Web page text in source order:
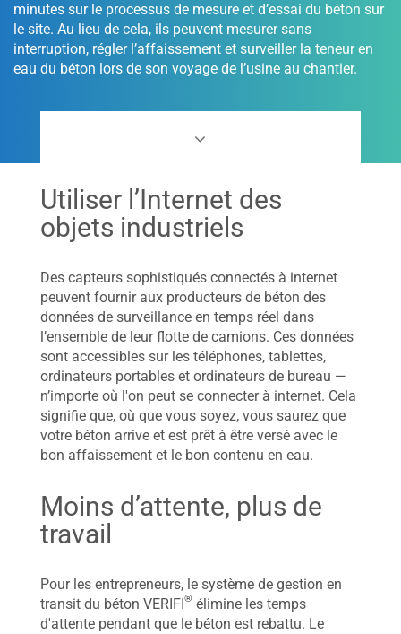
minutes sur le processus de mesure et d’essai du béton sur
le site. Au lieu de cela, ils peuvent mesurer sans
interruption, régler l’affaissement et surveiller la teneur en
eau du béton lors de son voyage de l’usine au chantier.
Utiliser l’Internet des
objets industriels
Des capteurs sophistiqués connectés à internet
peuvent fournir aux producteurs de béton des
données de surveillance en temps réel dans
l’ensemble de leur flotte de camions. Ces données
sont accessibles sur les téléphones, tablettes,
ordinateurs portables et ordinateurs de bureau —
n’importe où l'on peut se connecter à internet. Cela
signifie que, où que vous soyez, vous saurez que
votre béton arrive et est prêt à être versé avec le
bon affaissement et le bon contenu en eau.
Moins d’attente, plus de
travail
Pour les entrepreneurs, le système de gestion en
transit du béton VERIFI® élimine les temps
d'attente pendant que le béton est rebattu. Le